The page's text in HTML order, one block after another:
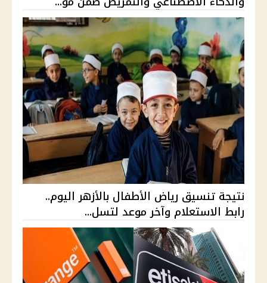
نتيجة تنسيق رياض الأطفال بالأزهر اليوم..
رابط الاستعلام وآخر موعد لتسل...